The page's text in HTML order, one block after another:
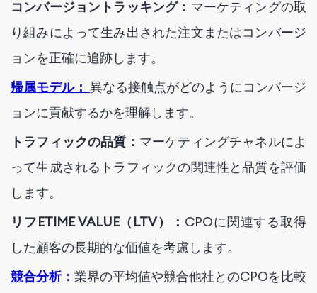
コンバージョントラッキング： マーケティングの取
り組みによって生み出された注文またはコンバージ
ョンを正確に追跡します。
帰属モデル： 異なる接触点がどのようにコンバージ
ョンに貢献するかを理解します。
トラフィックの品質： マーケティングチャネルによ
って生成されるトラフィックの関連性と品質を評価
します。
リフETIME VALUE（LTV）： CPOに関連する取得
した顧客の長期的な価値を考慮します。
競合分析： 業界の平均値や競合他社とのCPOを比較